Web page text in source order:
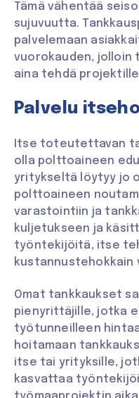
Tämä vähentää
sujuvuutta.
palvelemaan
vuorokauden, jolloin
aina tehdä
Palvelu
Itse toteutettavan
olla polttoaineen
yritykseltä löytyy jo
polttoaineen
varastointiin ja
kuljetukseen ja
työntekijöitä, itse
kustannustehokkain
Omat tankkaukset
pienyrittäjille, jotka
työtunneilleen
hoitamaan
itse tai yrityksille,
kasvattaa